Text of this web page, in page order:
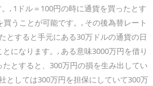
, 1ドル＝100円の時に通貨を買ったとす
うことが可能です。, その後為替レート
とすると手元にある30万ドルの通貨の日
になります。, ある意味3000万円を借り
とすると、300万円の損を生み出してい
としては300万円を担保にしていて300万